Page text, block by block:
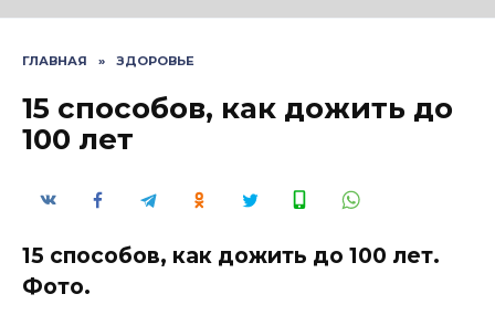
ГЛАВНАЯ » ЗДОРОВЬЕ
15 способов, как дожить до
100 лет
15 способов, как дожить до 100 лет.
Фото.